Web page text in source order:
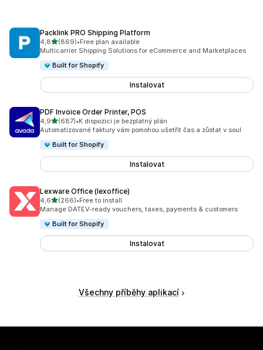
Packlink PRO Shipping Platform
4,8z 5 hvězd
(869)
Celkový počet recenzí: 869
•Free plan available
Multicarrier Shipping Solutions for eCommerce and Marketplaces
Built for Shopify
Instalovat
PDF Invoice Order Printer, POS
4,9z 5 hvězd
(687)
Celkový počet recenzí: 687
•K dispozici je bezplatný plán
Automatizované faktury vám pomohou ušetřit čas a zůstat v soul
Built for Shopify
Instalovat
Lexware Office (lexoffice)
4,6z 5 hvězd
(266)
Celkový počet recenzí: 266
•Free to install
Manage DATEV-ready vouchers, taxes, payments & customers
Built for Shopify
Instalovat
Všechny příběhy aplikací